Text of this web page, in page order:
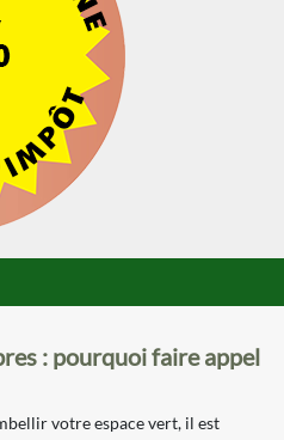
: pourquoi faire appel
votre espace vert, il est